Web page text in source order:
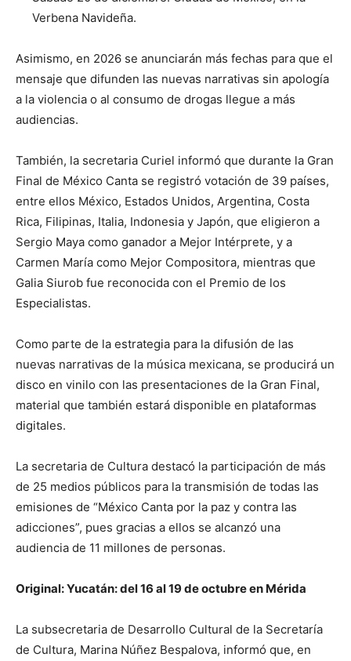
Verbena Navideña.
Asimismo, en 2026 se anunciarán más fechas para que el
mensaje que difunden las nuevas narrativas sin apología
a la violencia o al consumo de drogas llegue a más
audiencias.
También, la secretaria Curiel informó que durante la Gran
Final de México Canta se registró votación de 39 países,
entre ellos México, Estados Unidos, Argentina, Costa
Rica, Filipinas, Italia, Indonesia y Japón, que eligieron a
Sergio Maya como ganador a Mejor Intérprete, y a
Carmen María como Mejor Compositora, mientras que
Galia Siurob fue reconocida con el Premio de los
Especialistas.
Como parte de la estrategia para la difusión de las
nuevas narrativas de la música mexicana, se producirá un
disco en vinilo con las presentaciones de la Gran Final,
material que también estará disponible en plataformas
digitales.
La secretaria de Cultura destacó la participación de más
de 25 medios públicos para la transmisión de todas las
emisiones de “México Canta por la paz y contra las
adicciones”, pues gracias a ellos se alcanzó una
audiencia de 11 millones de personas.
Original: Yucatán: del 16 al 19 de octubre en Mérida
La subsecretaria de Desarrollo Cultural de la Secretaría
de Cultura, Marina Núñez Bespalova, informó que, en